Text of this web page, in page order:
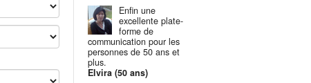
Enfin une
excellente plate-
forme de
communication pour les
personnes de 50 ans et
plus.
Elvira (50 ans)